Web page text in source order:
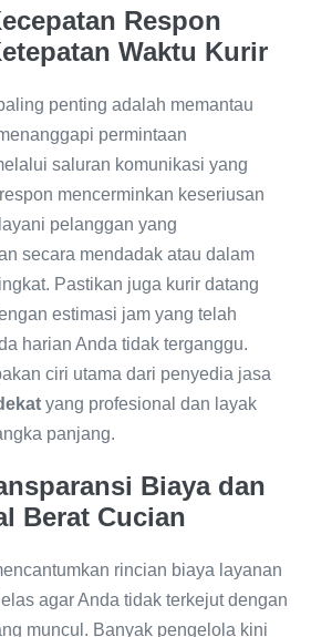
Respon
Waktu Kurir
penting adalah memantau
permintaan
saluran komunikasi yang
mencerminkan keseriusan
pelanggan yang
secara mendadak atau dalam
Pastikan juga kurir datang
estimasi jam yang telah
harian Anda tidak terganggu.
ciri utama dari penyedia jasa
yang profesional dan layak
panjang.
Biaya dan
Berat Cucian
rincian biaya layanan
agar Anda tidak terkejut dengan
muncul. Banyak pengelola kini